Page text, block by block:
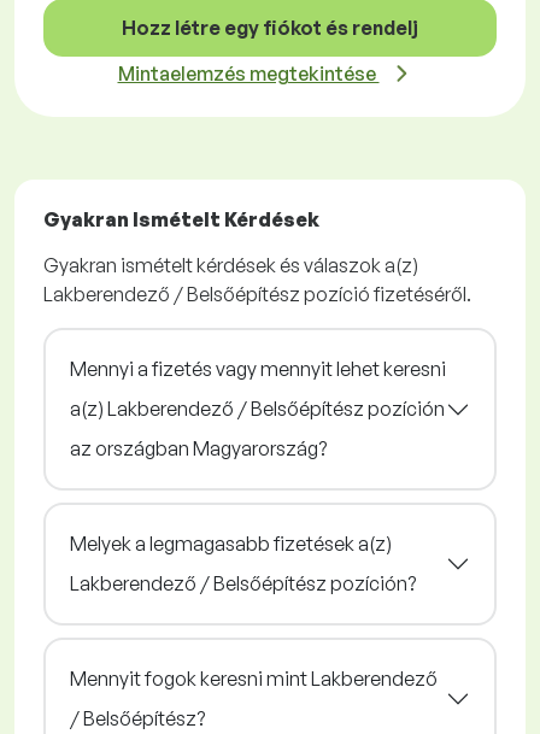
Hozz létre egy fiókot és rendelj
Mintaelemzés megtekintése
Gyakran Ismételt Kérdések
Gyakran ismételt kérdések és válaszok a(z)
Lakberendező / Belsőépítész pozíció fizetéséről.
Mennyi a fizetés vagy mennyit lehet keresni
a(z) Lakberendező / Belsőépítész pozíción
az országban Magyarország?
Melyek a legmagasabb fizetések a(z)
Lakberendező / Belsőépítész pozíción?
Mennyit fogok keresni mint Lakberendező
/ Belsőépítész?